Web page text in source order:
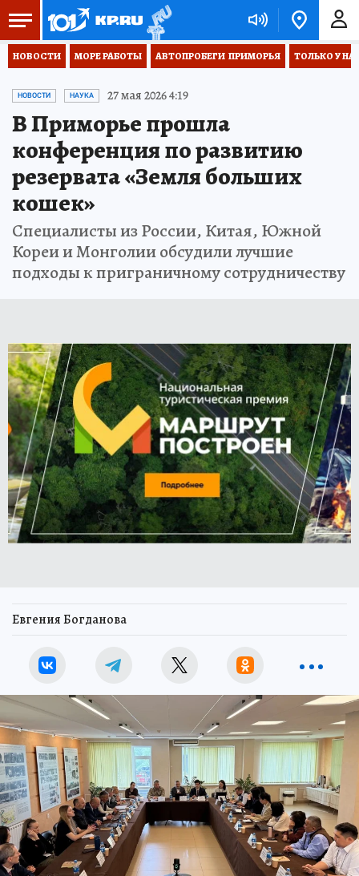
НОВОСТИ МОРЕ РАБОТЫ АВТОПРОБЕГИ  ПРИМОРЬЯ ТОЛЬКО У
НОВОСТИ НАУКА 27 мая 2026 4:19
В Приморье прошла
конференция по развитию
резервата «Земля больших
кошек»
Специалисты из России, Китая, Южной
Кореи и Монголии обсудили лучшие
подходы к приграничному сотрудничеству
Евгения Богданова